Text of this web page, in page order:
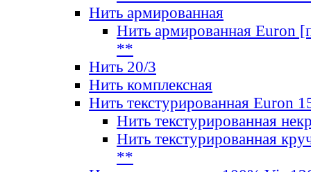
Нить армированная
Нить армированная Euron
**
Нить 20/3
Нить комплексная
Нить текстурированная Euron
Нить текстурированная
Нить текстурированная
**